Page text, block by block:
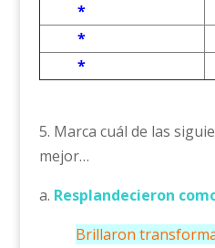
*
*
*
5. Marca cuál de las
mejor…
a. Resplandecieron
Brillaron